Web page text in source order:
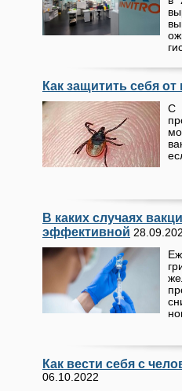
Как защитить себя
С
В каких случаях
эффективной
Как вести себя с
06.10.2022